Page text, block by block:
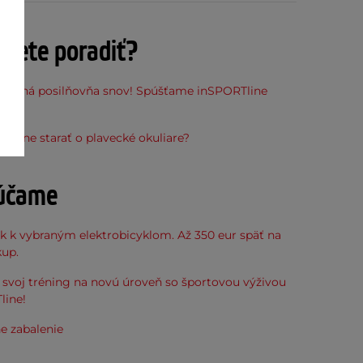
poradiť?
posilňovňa snov! Spúšťame inSPORTline
starať o plavecké okuliare?
k vybraným elektrobicyklom. Až 350 eur späť na
svoj tréning na novú úroveň so športovou výživou
zabalenie